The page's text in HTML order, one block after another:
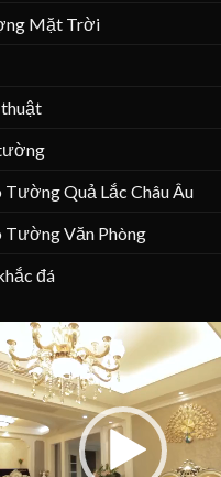
Mặt Trời
Quả Lắc Châu Âu
Văn Phòng
đá